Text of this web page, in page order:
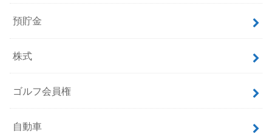
預貯金
株式
ゴルフ会員権
自動車